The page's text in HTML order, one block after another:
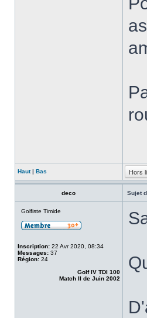
Haut| Bas Hors
deco Sujet
Golfiste Timide
Inscription: 22 Avr 2020, 08:34
Messages: 37
Région: 24
Golf IV TDI 100
Match II de Juin 2002